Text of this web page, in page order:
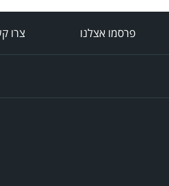
פרסמו אצלנו צרו